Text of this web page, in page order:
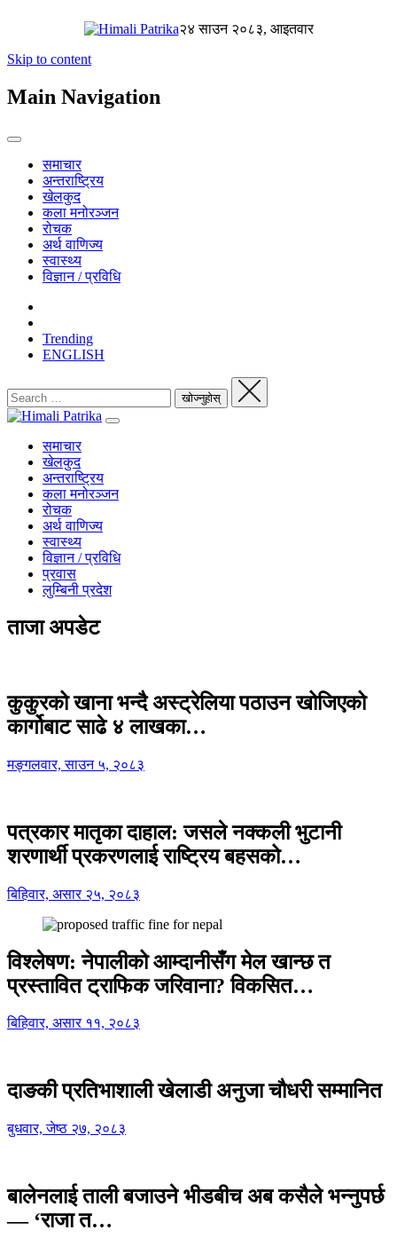
२४ साउन २०८३, आइतवार
Skip to content
Main Navigation
समाचार
अन्तराष्ट्रिय
खेलकुद
कला मनोरञ्जन
रोचक
अर्थ वाणिज्य
स्वास्थ्य
विज्ञान / प्रविधि
Trending
ENGLISH
समाचार
खेलकुद
अन्तराष्ट्रिय
कला मनोरञ्जन
रोचक
अर्थ वाणिज्य
स्वास्थ्य
विज्ञान / प्रविधि
प्रवास
लुम्बिनी प्रदेश
ताजा अपडेट
कुकुरको खाना भन्दै अस्ट्रेलिया पठाउन खोजिएको
कार्गोबाट साढे ४ लाखका…
मङ्गलवार, साउन ५, २०८३
पत्रकार मातृका दाहाल: जसले नक्कली भुटानी
शरणार्थी प्रकरणलाई राष्ट्रिय बहसको…
बिहिवार, असार २५, २०८३
विश्लेषण: नेपालीको आम्दानीसँग मेल खान्छ त
प्रस्तावित ट्राफिक जरिवाना? विकसित…
बिहिवार, असार ११, २०८३
दाङकी प्रतिभाशाली खेलाडी अनुजा चौधरी सम्मानित
बुधवार, जेष्ठ २७, २०८३
बालेनलाई ताली बजाउने भीडबीच अब कसैले भन्नुपर्छ
— ‘राजा त…